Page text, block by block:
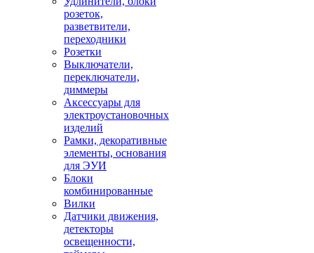
розеток,
разветвители,
переходники
Розетки
Выключатели,
переключатели,
диммеры
Аксессуары для
электроустановочных
изделий
Рамки, декоративные
элементы, основания
для ЭУИ
Блоки
комбинированные
Вилки
Датчики движения,
детекторы
освещенности,